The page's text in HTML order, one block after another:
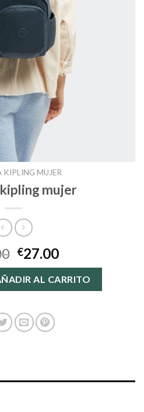
KIPLING MUJER
mujer
€27.00
cantidadAL CARRITO